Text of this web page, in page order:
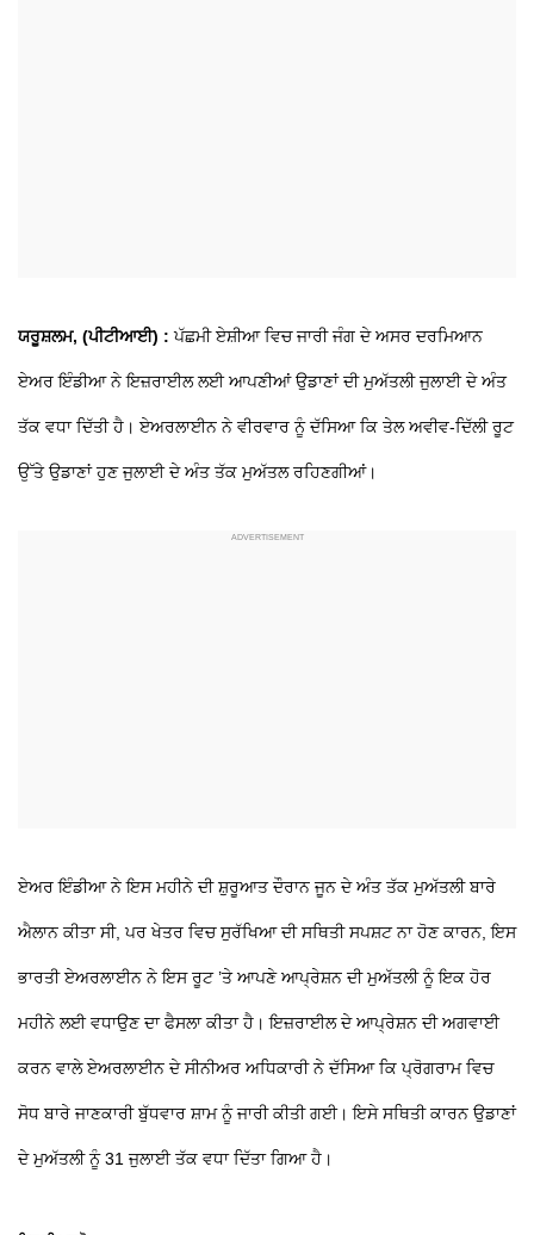
ਯਰੂਸ਼ਲਮ, (ਪੀਟੀਆਈ) : ਪੱਛਮੀ ਏਸ਼ੀਆ ਵਿਚ ਜਾਰੀ ਜੰਗ ਦੇ ਅਸਰ ਦਰਮਿਆਨ
ਏਅਰ ਇੰਡੀਆ ਨੇ ਇਜ਼ਰਾਈਲ ਲਈ ਆਪਣੀਆਂ ਉਡਾਣਾਂ ਦੀ ਮੁਅੱਤਲੀ ਜੁਲਾਈ ਦੇ ਅੰਤ
ਤੱਕ ਵਧਾ ਦਿੱਤੀ ਹੈ। ਏਅਰਲਾਈਨ ਨੇ ਵੀਰਵਾਰ ਨੂੰ ਦੱਸਿਆ ਕਿ ਤੇਲ ਅਵੀਵ-ਦਿੱਲੀ ਰੂਟ
ਉੱਤੇ ਉਡਾਣਾਂ ਹੁਣ ਜੁਲਾਈ ਦੇ ਅੰਤ ਤੱਕ ਮੁਅੱਤਲ ਰਹਿਣਗੀਆਂ।
ਏਅਰ ਇੰਡੀਆ ਨੇ ਇਸ ਮਹੀਨੇ ਦੀ ਸ਼ੁਰੂਆਤ ਦੌਰਾਨ ਜੂਨ ਦੇ ਅੰਤ ਤੱਕ ਮੁਅੱਤਲੀ ਬਾਰੇ
ਐਲਾਨ ਕੀਤਾ ਸੀ, ਪਰ ਖੇਤਰ ਵਿਚ ਸੁਰੱਖਿਆ ਦੀ ਸਥਿਤੀ ਸਪਸ਼ਟ ਨਾ ਹੋਣ ਕਾਰਨ, ਇਸ
ਭਾਰਤੀ ਏਅਰਲਾਈਨ ਨੇ ਇਸ ਰੂਟ ’ਤੇ ਆਪਣੇ ਆਪ੍ਰੇਸ਼ਨ ਦੀ ਮੁਅੱਤਲੀ ਨੂੰ ਇਕ ਹੋਰ
ਮਹੀਨੇ ਲਈ ਵਧਾਉਣ ਦਾ ਫੈਸਲਾ ਕੀਤਾ ਹੈ। ਇਜ਼ਰਾਈਲ ਦੇ ਆਪ੍ਰੇਸ਼ਨ ਦੀ ਅਗਵਾਈ
ਕਰਨ ਵਾਲੇ ਏਅਰਲਾਈਨ ਦੇ ਸੀਨੀਅਰ ਅਧਿਕਾਰੀ ਨੇ ਦੱਸਿਆ ਕਿ ਪ੍ਰੋਗਰਾਮ ਵਿਚ
ਸੋਧ ਬਾਰੇ ਜਾਣਕਾਰੀ ਬੁੱਧਵਾਰ ਸ਼ਾਮ ਨੂੰ ਜਾਰੀ ਕੀਤੀ ਗਈ। ਇਸੇ ਸਥਿਤੀ ਕਾਰਨ ਉਡਾਣਾਂ
ਦੇ ਮੁਅੱਤਲੀ ਨੂੰ 31 ਜੁਲਾਈ ਤੱਕ ਵਧਾ ਦਿੱਤਾ ਗਿਆ ਹੈ।